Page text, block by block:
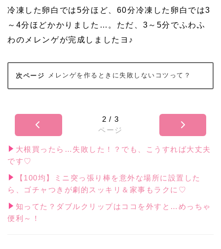
冷凍した卵白では5分ほど、60分冷凍した卵白では3
～4分ほどかかりました…。ただ、3～5分でふわふ
わのメレンゲが完成しましたヨ♪
メレンゲを作るときに失敗しないコツって？
2 / 3
ページ
大根買ったら…失敗した！？でも、こうすれば大丈夫
です♡
【100均】ミニ突っ張り棒を意外な場所に設置した
ら、ゴチャつきが劇的スッキリ＆家事もラクに♡
知ってた？ダブルクリップはココを外すと…めっちゃ
便利～！